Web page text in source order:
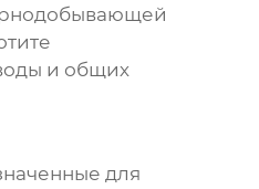
и общих
для